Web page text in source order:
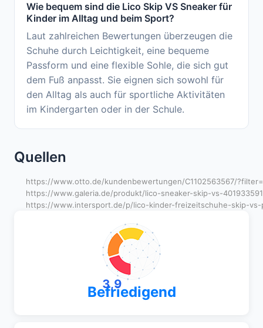
Wie bequem sind die Lico Skip VS Sneaker für
Kinder im Alltag und beim Sport?
Laut zahlreichen Bewertungen überzeugen die
Schuhe durch Leichtigkeit, eine bequeme
Passform und eine flexible Sohle, die sich gut
dem Fuß anpasst. Sie eignen sich sowohl für
den Alltag als auch für sportliche Aktivitäten
im Kindergarten oder in der Schule.
Quellen
https://www.otto.de/kundenbewertungen/C1102563567/
https://www.galeria.de/produkt/lico-sneaker-skip-vs-
https://www.intersport.de/p/lico-kinder-freizeitschuhe-skip-vs-
3,9
Befriedigend